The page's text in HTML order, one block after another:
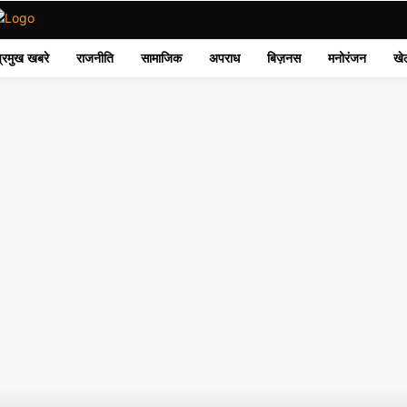
खबरे राजनीति सामाजिक अपराध बिज़नस मनोरंजन